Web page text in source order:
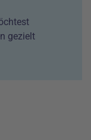
gezielt